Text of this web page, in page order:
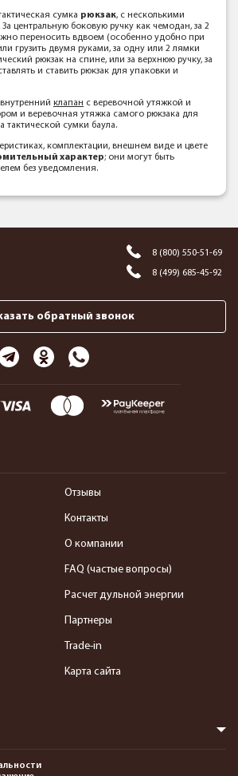
сумка рюкзак, с несколькими
центральную боковую ручку как чемодан, за 2
переносить вдвоем (особенно удобно при
грузить двумя руками, за одну или 2 лямки
рюкзак на спине, или за верхнюю ручку, за
и ставить рюкзак для упаковки и
клапан с веревочной утяжкой и
и веревочная утяжка самого рюкзака для
тактической сумки баула.
комплектации, внешнем виде и цвете
характер; они могут быть
без уведомления.
8 (800) 550-51-69
8 (499) 685-45-92
обратный звонок
Отзывы
Контакты
О компании
FAQ (частые вопросы)
Расчет дульной энергии
Партнеры
Trade-in
Карта сайта